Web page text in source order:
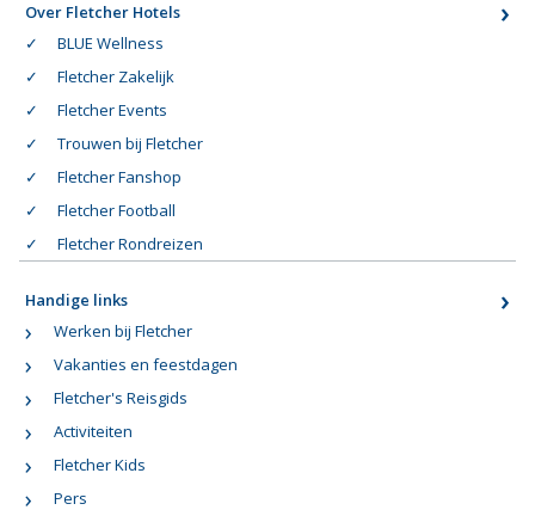
Over Fletcher Hotels
BLUE Wellness
Fletcher Zakelijk
Fletcher Events
Trouwen bij Fletcher
Fletcher Fanshop
Fletcher Football
Fletcher Rondreizen
Handige links
Werken bij Fletcher
Vakanties en feestdagen
Fletcher's Reisgids
Activiteiten
Fletcher Kids
Pers